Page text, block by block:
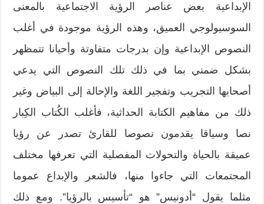
الإبداعية بعض عناصر الرؤية الاجتماعية بالمعنى
السوسيولوجي العميق، وهذه الرؤية موجودة في أغلب
النصوص الإبداعية وإن بدرجات متفاوتة وأحيانا تتمظهر
بشكل ضمني بما في ذلك تلك النصوص التي يدعي
أصحابها التجريب وتفجير اللغة والإحالة إلى البياض وغير
ذلك من مفاهيم الكتابة الحداثية، فأغلب الكُتاب الكِبار
نصا وسياقا يقدمون نصوصا للقارئ تصدر عن رؤيا
عميقة بالحياة والتحولات المفصلية التي تعرفها مختلف
المجتمعات التي جاءوا منها، فالشعر والإبداع عموما
مثلما يقول “أدونيس” هو “تأسيس بالرؤيا”. ومع ذلك